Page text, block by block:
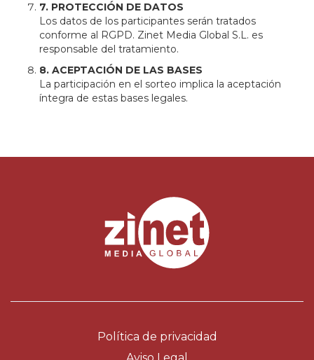
7. PROTECCIÓN DE DATOS
Los datos de los participantes serán tratados
conforme al RGPD. Zinet Media Global S.L. es
responsable del tratamiento.
8. ACEPTACIÓN DE LAS BASES
La participación en el sorteo implica la aceptación
íntegra de estas bases legales.
Política de privacidad